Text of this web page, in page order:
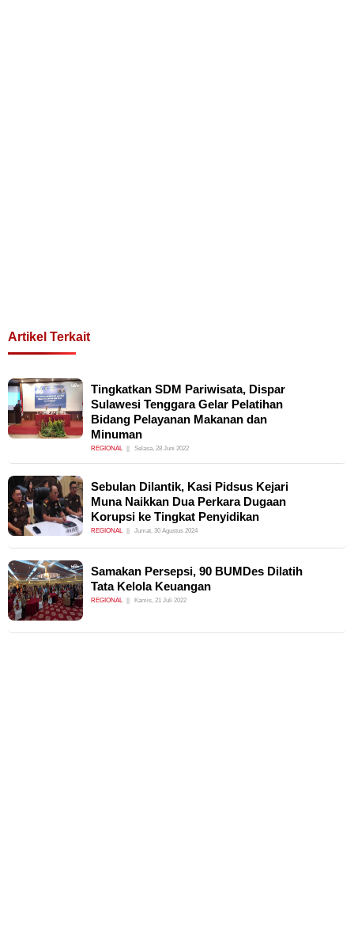
Artikel Terkait
Tingkatkan SDM Pariwisata, Dispar
Sulawesi Tenggara Gelar Pelatihan
Bidang Pelayanan Makanan dan
Minuman
REGIONAL Selasa, 28 Juni 2022
Sebulan Dilantik, Kasi Pidsus Kejari
Muna Naikkan Dua Perkara Dugaan
Korupsi ke Tingkat Penyidikan
REGIONAL Jumat, 30 Agustus 2024
Samakan Persepsi, 90 BUMDes Dilatih
Tata Kelola Keuangan
REGIONAL Kamis, 21 Juli 2022